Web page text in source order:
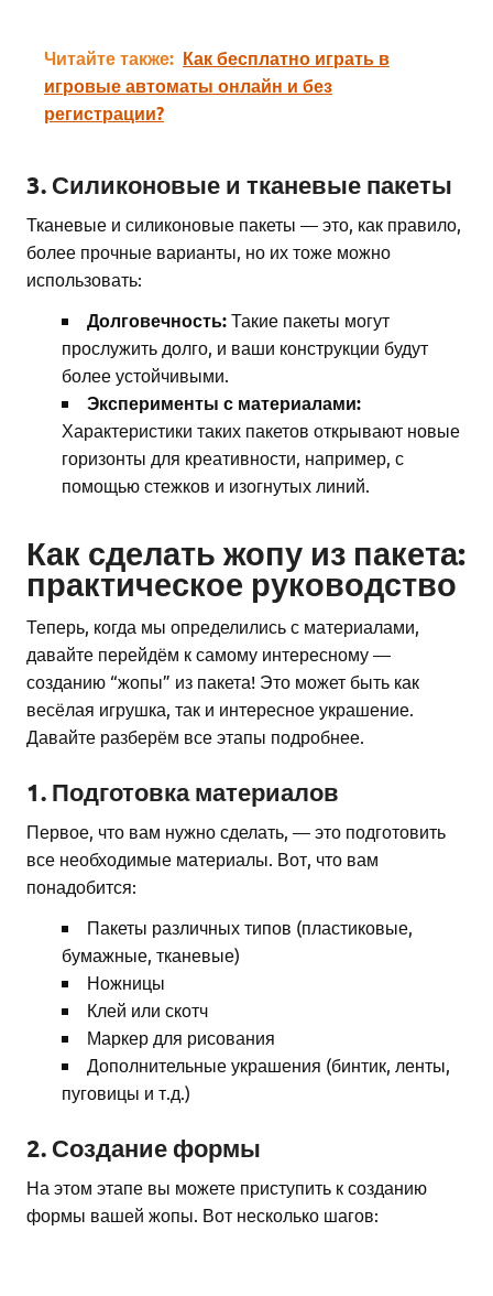
Читайте также: Как бесплатно играть в
игровые автоматы онлайн и без
регистрации?
3. Силиконовые и тканевые пакеты
Тканевые и силиконовые пакеты — это, как правило,
более прочные варианты, но их тоже можно
использовать:
Долговечность: Такие пакеты могут
прослужить долго, и ваши конструкции будут
более устойчивыми.
Эксперименты с материалами:
Характеристики таких пакетов открывают новые
горизонты для креативности, например, с
помощью стежков и изогнутых линий.
Как сделать жопу из пакета:
практическое руководство
Теперь, когда мы определились с материалами,
давайте перейдём к самому интересному —
созданию “жопы” из пакета! Это может быть как
весёлая игрушка, так и интересное украшение.
Давайте разберём все этапы подробнее.
1. Подготовка материалов
Первое, что вам нужно сделать, — это подготовить
все необходимые материалы. Вот, что вам
понадобится:
Пакеты различных типов (пластиковые,
бумажные, тканевые)
Ножницы
Клей или скотч
Маркер для рисования
Дополнительные украшения (бинтик, ленты,
пуговицы и т.д.)
2. Создание формы
На этом этапе вы можете приступить к созданию
формы вашей жопы. Вот несколько шагов: